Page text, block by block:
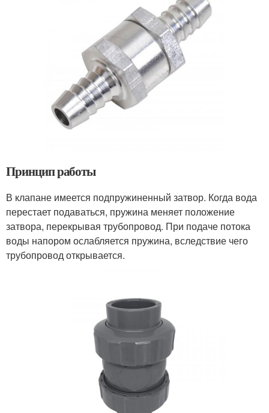
Принцип работы
В клапане имеется подпружиненный затвор. Когда вода
перестает подаваться, пружина меняет положение
затвора, перекрывая трубопровод. При подаче потока
воды напором ослабляется пружина, вследствие чего
трубопровод открывается.